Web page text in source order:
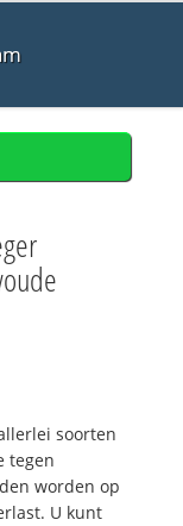
soorten
tegen
worden op
U kunt